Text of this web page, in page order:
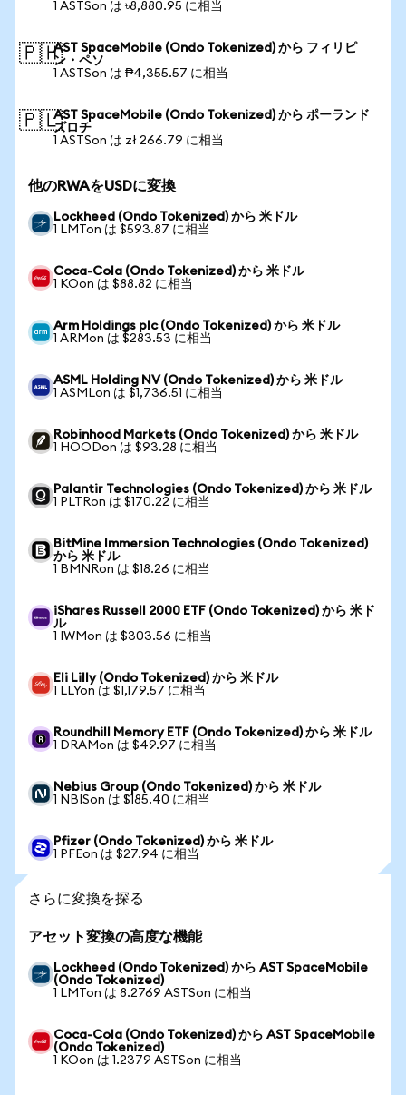
1 ASTSon は ৳8,880.95 に相当
🇵🇭AST SpaceMobile (Ondo Tokenized) から フィリピ
ン・ペソ
1 ASTSon は ₱4,355.57 に相当
🇵🇱AST SpaceMobile (Ondo Tokenized) から ポーランド
ズロチ
1 ASTSon は zł 266.79 に相当
他のRWAをUSDに変換
Lockheed (Ondo Tokenized) から 米ドル
1 LMTon は $593.87 に相当
Coca-Cola (Ondo Tokenized) から 米ドル
1 KOon は $88.82 に相当
Arm Holdings plc (Ondo Tokenized) から 米ドル
1 ARMon は $283.53 に相当
ASML Holding NV (Ondo Tokenized) から 米ドル
1 ASMLon は $1,736.51 に相当
Robinhood Markets (Ondo Tokenized) から 米ドル
1 HOODon は $93.28 に相当
Palantir Technologies (Ondo Tokenized) から 米ドル
1 PLTRon は $170.22 に相当
BitMine Immersion Technologies (Ondo Tokenized)
から 米ドル
1 BMNRon は $18.26 に相当
iShares Russell 2000 ETF (Ondo Tokenized) から 米ド
ル
1 IWMon は $303.56 に相当
Eli Lilly (Ondo Tokenized) から 米ドル
1 LLYon は $1,179.57 に相当
Roundhill Memory ETF (Ondo Tokenized) から 米ドル
1 DRAMon は $49.97 に相当
Nebius Group (Ondo Tokenized) から 米ドル
1 NBISon は $185.40 に相当
Pfizer (Ondo Tokenized) から 米ドル
1 PFEon は $27.94 に相当
さらに変換を探る
アセット変換の高度な機能
Lockheed (Ondo Tokenized) から AST SpaceMobile
(Ondo Tokenized)
1 LMTon は 8.2769 ASTSon に相当
Coca-Cola (Ondo Tokenized) から AST SpaceMobile
(Ondo Tokenized)
1 KOon は 1.2379 ASTSon に相当